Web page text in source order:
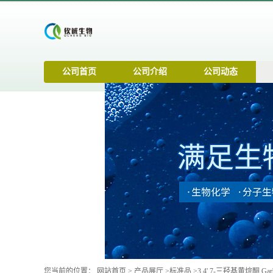
公司首页 公司介绍 公司动态
您当前的位置： 网站首页 > 产品展厅 >标准品 >3,4',7-三羟基黄烷酮